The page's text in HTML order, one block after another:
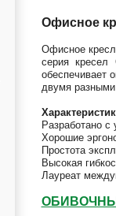
Офисное
Офисное
серия кресел
обеспечивает
двумя разными
Разработано
Хорошие
Простота
Высокая
Лауреат